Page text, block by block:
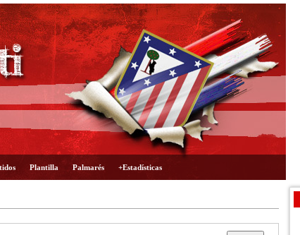
Plantilla Palmarés +Estadísticas